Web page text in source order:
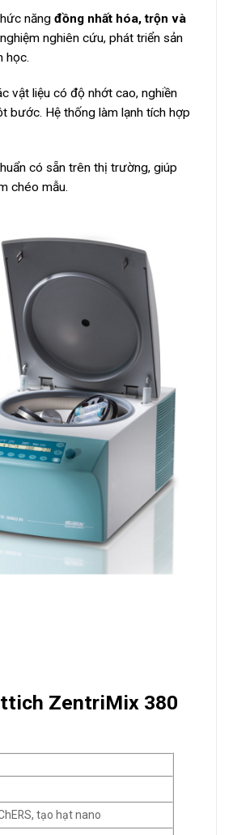
năng đồng nhất hóa, trộn và
nghiên cứu, phát triển sản
học.
vật liệu có độ nhớt cao, nghiền
bước. Hệ thống làm lạnh tích hợp
có sẵn trên thị trường, giúp
chéo mẫu.
ZentriMix 380
tạo hạt nano